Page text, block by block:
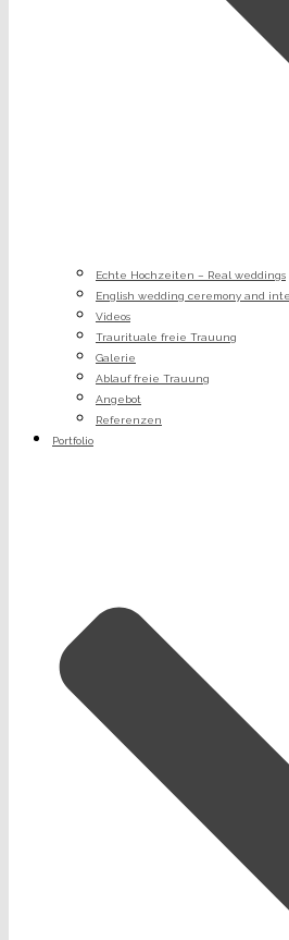
Echte Hochzeiten – Real weddings
English wedding ceremony and
Videos
Traurituale freie Trauung
Galerie
Ablauf freie Trauung
Angebot
Referenzen
Portfolio